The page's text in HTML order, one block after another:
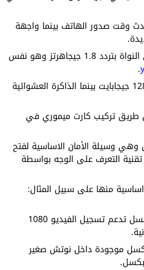
اندرويد 16 الأحدث وقت صدور الهاتف بينما واجهة
المعالج Unisoc T7225، ثماني النواة بتردد 1.8 جيجاهرتز وهو نفس
.
الذاكرة الداخلية بسعة 64 أو 128 جيجابايت بينما الذاكرة العشوائية
طريق تركيب كارت ميموري في
وسيلة الأمان الاساسية لفتح
التعرف على الوجه بواسطة
منها على سبيل المثال:
الكاميرا الخلفية بدقة 8 ميجابكسل تدعم تسجيل الفيديو 1080
بدقة 5 ميجابكسل موجودة داخل نوتش صغير